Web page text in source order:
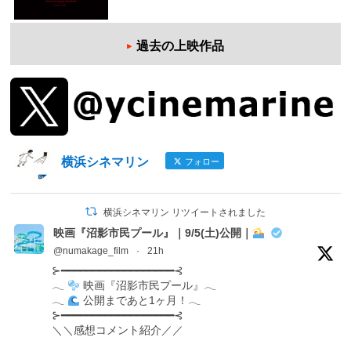
過去の上映作品
横浜シネマリン フォロー
横浜シネマリン リツイートされました
映画『沼影市民プール』｜9/5(土)公開｜
@numakage_film · 21h
⊱━━━━━━━━━━━━━━━━━━⊰
𓂃
映画『沼影市民プール』𓂃
𓂃
公開まであと1ヶ月！𓂃
⊱━━━━━━━━━━━━━━━━━━⊰
＼＼感想コメント紹介／／